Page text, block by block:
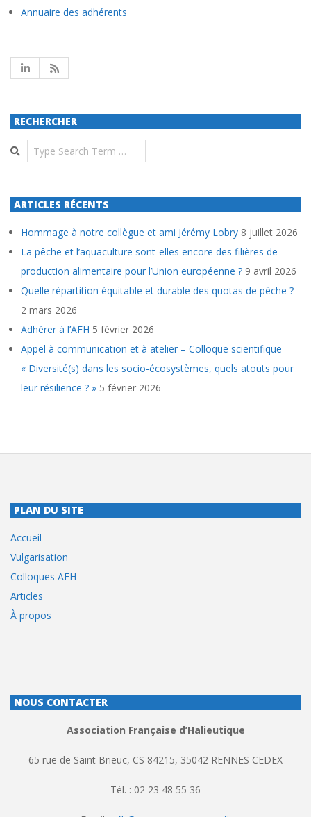
Annuaire des adhérents
RECHERCHER
Search
ARTICLES RÉCENTS
Hommage à notre collègue et ami Jérémy Lobry 8 juillet 2026
La pêche et l’aquaculture sont-elles encore des filières de
production alimentaire pour l’Union européenne ? 9 avril 2026
Quelle répartition équitable et durable des quotas de pêche ?
2 mars 2026
Adhérer à l’AFH 5 février 2026
Appel à communication et à atelier – Colloque scientifique
« Diversité(s) dans les socio-écosystèmes, quels atouts pour
leur résilience ? » 5 février 2026
PLAN DU SITE
Accueil
Vulgarisation
Colloques AFH
Articles
À propos
NOUS CONTACTER
Association Française d’Halieutique
65 rue de Saint Brieuc, CS 84215, 35042 RENNES CEDEX
Tél. : 02 23 48 55 36